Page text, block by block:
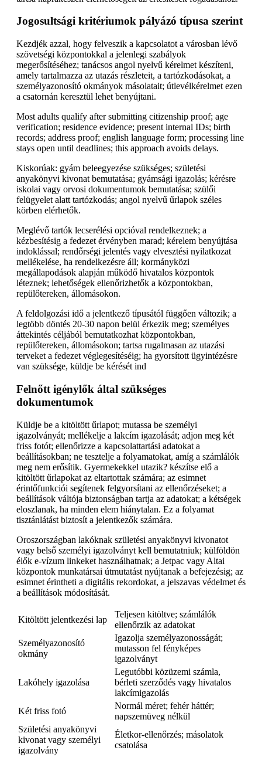
Jogosultsági kritériumok pályázó típusa szerint
Kezdjék azzal, hogy felveszik a kapcsolatot a városban lévő
szövetségi központokkal a jelenlegi szabályok
megerősítéséhez; tanácsos angol nyelvű kérelmet készíteni,
amely tartalmazza az utazás részleteit, a tartózkodásokat, a
személyazonosító okmányok másolatait; útlevélkérelmet ezen
a csatornán keresztül lehet benyújtani.
Most adults qualify after submitting citizenship proof; age
verification; residence evidence; present internal IDs; birth
records; address proof; english language form; processing line
stays open until deadlines; this approach avoids delays.
Kiskorúak: gyám beleegyezése szükséges; születési
anyakönyvi kivonat bemutatása; gyámsági igazolás; kérésre
iskolai vagy orvosi dokumentumok bemutatása; szülői
felügyelet alatt tartózkodás; angol nyelvű űrlapok széles
körben elérhetők.
Meglévő tartók lecserélési opcióval rendelkeznek; a
kézbesítésig a fedezet érvényben marad; kérelem benyújtása
indoklással; rendőrségi jelentés vagy elvesztési nyilatkozat
mellékelése, ha rendelkezésre áll; kormányközi
megállapodások alapján működő hivatalos központok
léteznek; lehetőségek ellenőrizhetők a központokban,
repülőtereken, állomásokon.
A feldolgozási idő a jelentkező típusától függően változik; a
legtöbb döntés 20-30 napon belül érkezik meg; személyes
áttekintés céljából bemutatkozhat központokban,
repülőtereken, állomásokon; tartsa rugalmasan az utazási
terveket a fedezet véglegesítéséig; ha gyorsított ügyintézésre
van szüksége, küldje be kérését ind
Felnőtt igénylők által szükséges
dokumentumok
Küldje be a kitöltött űrlapot; mutassa be személyi
igazolványát; mellékelje a lakcím igazolását; adjon meg két
friss fotót; ellenőrizze a kapcsolattartási adatokat a
beállításokban; ne tesztelje a folyamatokat, amíg a számlálók
meg nem erősítik. Gyermekekkel utazik? készítse elő a
kitöltött űrlapokat az eltartottak számára; az esimnet
érintőfunkciói segítenek felgyorsítani az ellenőrzéseket; a
beállítások váltója biztonságban tartja az adatokat; a kétségek
eloszlanak, ha minden elem hiánytalan. Ez a folyamat
tisztánlátást biztosít a jelentkezők számára.
Oroszországban lakóknak születési anyakönyvi kivonatot
vagy belső személyi igazolványt kell bemutatniuk; külföldön
élők e-vízum linkeket használhatnak; a Jetpac vagy Altai
központok munkatársai útmutatást nyújtanak a befejezésig; az
esimnet érintheti a digitális rekordokat, a jelszavas védelmet és
a beállítások módosítását.
Kitöltött jelentkezési lap
Teljesen kitöltve; számlálók
ellenőrzik az adatokat
Személyazonosító
okmány
Igazolja személyazonosságát;
mutasson fel fényképes
igazolványt
Lakóhely igazolása
Legutóbbi közüzemi számla,
bérleti szerződés vagy hivatalos
lakcímigazolás
Két friss fotó
Normál méret; fehér háttér;
napszemüveg nélkül
Születési anyakönyvi
kivonat vagy személyi
igazolvány
Életkor-ellenőrzés; másolatok
csatolása